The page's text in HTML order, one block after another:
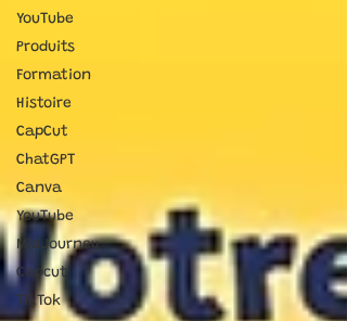
YouTube
Produits
Formation
Histoire
CapCut
ChatGPT
Canva
YouTube
MidJourney
Capcut
TikTok